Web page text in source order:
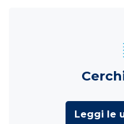
Leggi le